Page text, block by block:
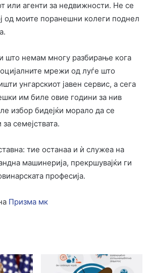
или агенти за недвижности. Не се
од моите поранешни колеги поднел
што немам многу разбирање кога
мрежи од луѓе што
унгарскиот јавен сервис, а сега
им биле овие години за нив
избор бидејќи морало да се
семејствата.
тие останаа и ѝ служеа на
машинерија, прекршувајќи ги
професија.
Призма мк